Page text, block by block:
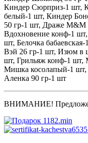
Киндер Сюрприз-1 шт,
белый-1 шт, Киндер
50 гр-1 шт, Драже M&M
Вдохновение конф-1
шт, Белочка
Вэй 26 гр-1 шт, Изюм в
шт, Грильяж конф-1 шт,
Мишка косолапый-1
Аленка 90 гр-1 шт
ВНИМАНИЕ!